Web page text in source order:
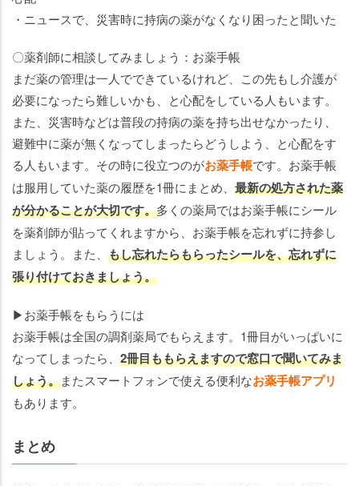
・ニュースで、災害時に持病の薬がなくなり困ったと聞いた
〇薬剤師に相談してみましょう：お薬手帳
まだ薬の管理は一人でできているけれど、この先もし介護が
必要になったら難しいかも、と心配をしている人もいます。
また、災害時などは普段の持病の薬を持ち出せなかったり、
避難中に薬が無くなってしまったらどうしよう、と心配をす
る人もいます。その時に役立つのがお薬手帳です。お薬手帳
は服用していた薬の履歴を1冊にまとめ、 最新の処方された薬
が分かることが大切です。多くの薬局ではお薬手帳にシール
を薬剤師が貼ってくれますから、お薬手帳を忘れずに持参し
ましょう。また、 もし忘れたらもらったシールを、忘れずに
張り付けておきましょう。
▶お薬手帳をもらうには
お薬手帳は全国の調剤薬局でもらえます。1冊目がいっぱいに
なってしまったら、 2冊目ももらえますので窓口で聞いてみま
しょう。またスマートフォンで使える便利なお薬手帳アプリ
もあります。
まとめ